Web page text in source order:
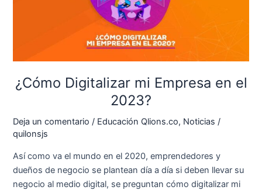
¿Cómo Digitalizar mi Empresa en el
2023?
Deja un comentario / Educación Qlions.co, Noticias /
quilonsjs
Así como va el mundo en el 2020, emprendedores y
dueños de negocio se plantean día a día si deben llevar su
negocio al medio digital, se preguntan cómo digitalizar mi